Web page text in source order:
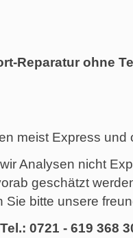
Reparatur ohne
meist Express und
Analysen nicht
geschätzt
Sie bitte unsere
Tel.: 0721 - 619 368